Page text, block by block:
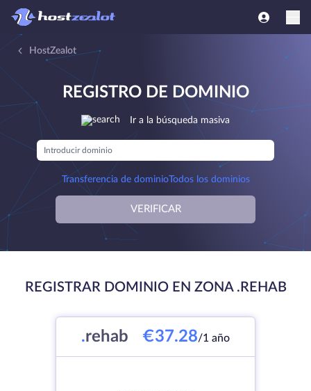
HostZealot
REGISTRO DE DOMINIO
Ir a la búsqueda masiva
Transferencia de dominioTodos los dominios
VERIFICAR
REGISTRAR DOMINIO EN ZONA .REHAB
.rehab €37.28/1 año